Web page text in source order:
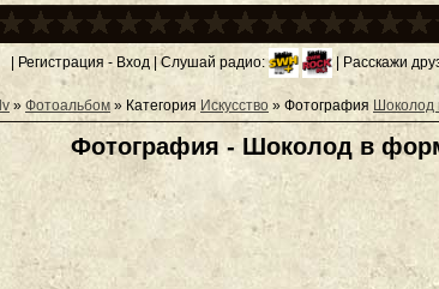
| Регистрация - Вход | Слушай радио: | Расскажи
» Фотоальбом » Категория Искусство » Фотография Шоколод
Фотография - Шоколод в